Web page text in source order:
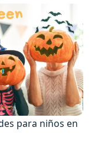
para niños en